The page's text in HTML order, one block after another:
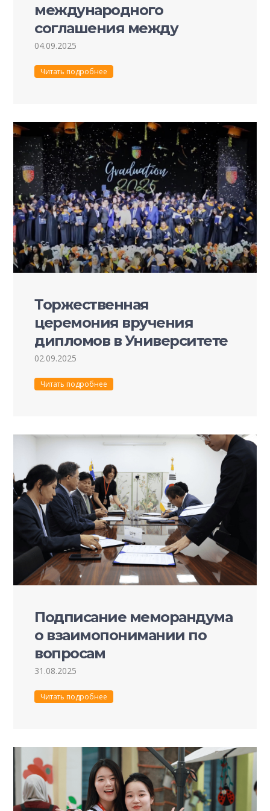
международного
соглашения между
Университетом Пучон
(Республика Корея) и
Университетом Пучон в
04.09.2025
Читать подробнее
Торжественная
церемония вручения
дипломов в Университете
Пучон в Ташкенте.
02.09.2025
Читать подробнее
Подписание меморандума
о взаимопонимании по
вопросам
международного
сотрудничества между
мэрией города Пучон,
университетами,
Университетом Пучон в
Ташкенте и Ассоциацией
корейских культурных
31.08.2025
Читать подробнее